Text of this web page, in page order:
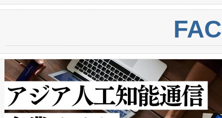
centers. Voltaiqは、ai&のAI
からシステム統合、試運転、
クルの各段階のデータを監視
[…]
トに対して約600メートルに
では、反射率10％のターゲッ
で向上し、最大検知距離は
ットだけで最大1キロメート
ルの変電所周囲を監視でき、